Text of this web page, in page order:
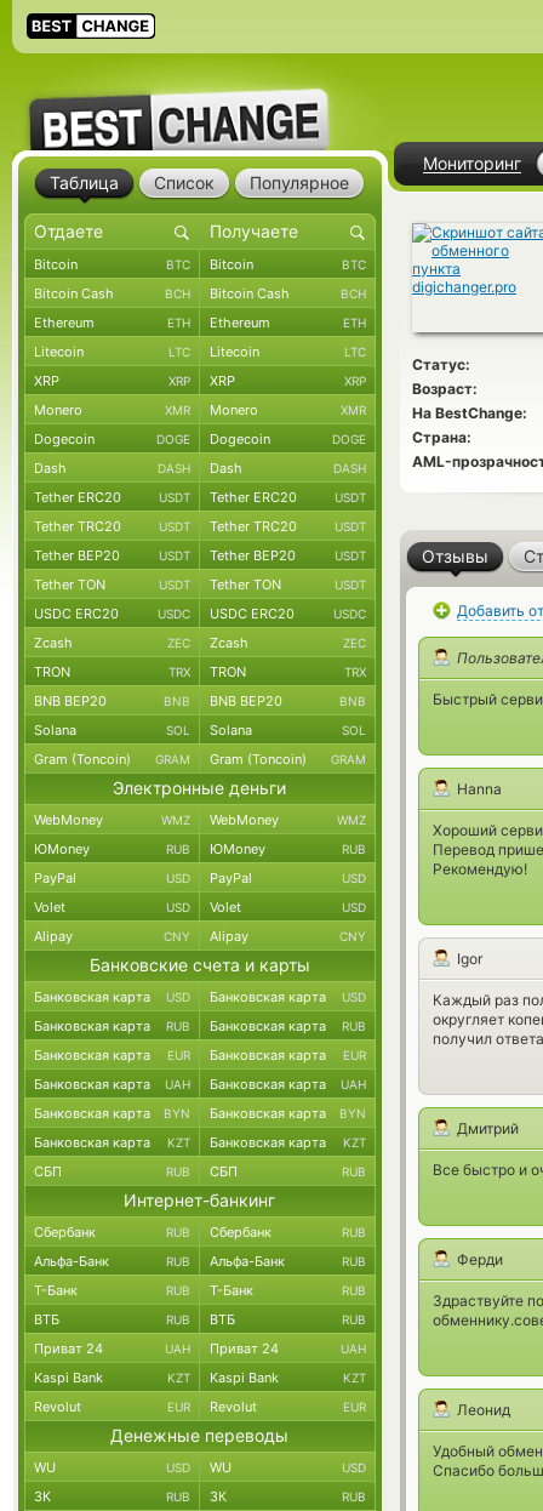
Мониторинг
Статус:
Возраст:
На BestChange:
Страна:
AML-
Отзывы
Добавить
Быстрый
Hanna
Хороший
Перевод
Рекомендую!
Igor
Каждый раз
округляет
получил
Дмитрий
Все быстро и
Ферди
Здраствуйте
Леонид
Удобный
Спасибо
Таблица Список Популярное
Bitcoin BTC Bitcoin BTC
Bitcoin Cash BCH Bitcoin Cash BCH
Ethereum ETH Ethereum ETH
Litecoin LTC Litecoin LTC
XRP XRP XRP XRP
Monero XMR Monero XMR
Dogecoin DOGE Dogecoin DOGE
Dash DASH Dash DASH
Tether ERC20 USDT Tether ERC20 USDT
Tether TRC20 USDT Tether TRC20 USDT
Tether BEP20 USDT Tether BEP20 USDT
Tether TON USDT Tether TON USDT
USDC ERC20 USDC USDC ERC20 USDC
Zcash ZEC Zcash ZEC
TRON TRX TRON TRX
BNB BEP20 BNB BNB BEP20 BNB
Solana SOL Solana SOL
Gram (Toncoin) GRAM Gram (Toncoin) GRAM
Электронные деньги
WebMoney WMZ WebMoney WMZ
ЮMoney RUB ЮMoney RUB
PayPal USD PayPal USD
Volet USD Volet USD
Alipay CNY Alipay CNY
Банковские счета и карты
Банковская карта USD Банковская карта USD
Банковская карта RUB Банковская карта RUB
Банковская карта EUR Банковская карта EUR
Банковская карта UAH Банковская карта UAH
Банковская карта BYN Банковская карта BYN
Банковская карта KZT Банковская карта KZT
СБП RUB СБП RUB
Интернет-банкинг
Сбербанк RUB Сбербанк RUB
Альфа-Банк RUB Альфа-Банк RUB
Т-Банк RUB Т-Банк RUB
ВТБ RUB ВТБ RUB
Приват 24 UAH Приват 24 UAH
Kaspi Bank KZT Kaspi Bank KZT
Revolut EUR Revolut EUR
Денежные переводы
WU USD WU USD
ЗК RUB ЗК RUB